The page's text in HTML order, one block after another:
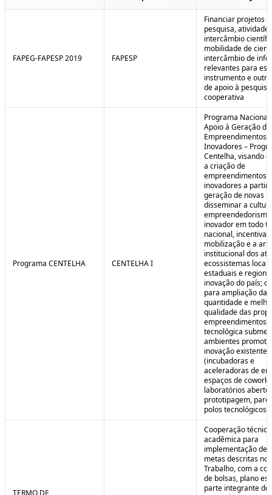
FAPEG-FAPESP 2019 FAPESP
Financiar projetos
pesquisa,
intercâmbio
mobilidade de
intercâmbio de
relevantes para
instrumento e
de apoio à pesquisa
cooperativa
Programa CENTELHA CENTELHA I
Programa Nacional
Apoio à Geração de
Empreendimentos
Inovadores –
Centelha, visando
a criação de
empreendimentos
inovadores a partir
geração de novas
disseminar a
empreendedorismo
inovador em todo
nacional,
mobilização e a
institucional dos
ecossistemas
estaduais e
inovação do país;
para ampliação da
quantidade e
qualidade das
empreendimentos
tecnológica
ambientes
inovação
(incubadoras e
aceleradoras de
espaços de
laboratórios
prototipagem,
polos tecnológicos
TERMO DE
Cooperação
acadêmica para
implementação de
metas descritas no
Trabalho, com a
de bolsas, plano
parte integrante do